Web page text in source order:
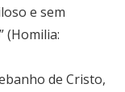
e sem
(Homilia:
de Cristo,